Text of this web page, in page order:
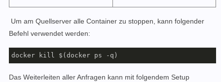
Um am Quellserver alle Container zu stoppen, kann folgender
Befehl verwendet werden:
docker kill $(docker ps -q)
Das Weiterleiten aller Anfragen kann mit folgendem Setup